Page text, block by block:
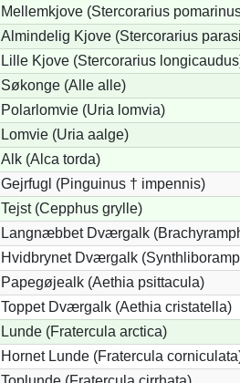
Mellemkjove (Stercorarius
Almindelig Kjove (Stercorarius
Lille Kjove (Stercorarius
Søkonge (Alle alle)
Polarlomvie (Uria lomvia)
Lomvie (Uria aalge)
Alk (Alca torda)
Gejrfugl (Pinguinus † impennis)
Tejst (Cepphus grylle)
Langnæbbet Dværgalk
Hvidbrynet Dværgalk
Papegøjealk (Aethia psittacula)
Toppet Dværgalk (Aethia cristatella)
Lunde (Fratercula arctica)
Hornet Lunde (Fratercula